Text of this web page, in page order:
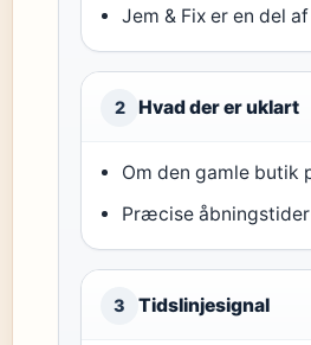
Jem & Fix er en del
2 Hvad der er uklart
Om den gamle butik
Præcise
3 Tidslinjesignal